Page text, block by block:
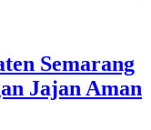
Semarang
Jajan Aman